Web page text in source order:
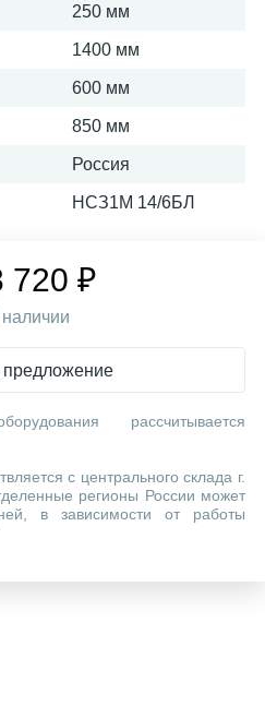
250 мм
1400 мм
600 мм
850 мм
Россия
НСЗ1М 14/6БЛ
720 ₽
предложение
рассчитывается
с центрального склада г.
регионы России может
в зависимости от работы